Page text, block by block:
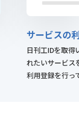
サービスの
日刊工IDを取得
れたいサービス
利用登録を行っ